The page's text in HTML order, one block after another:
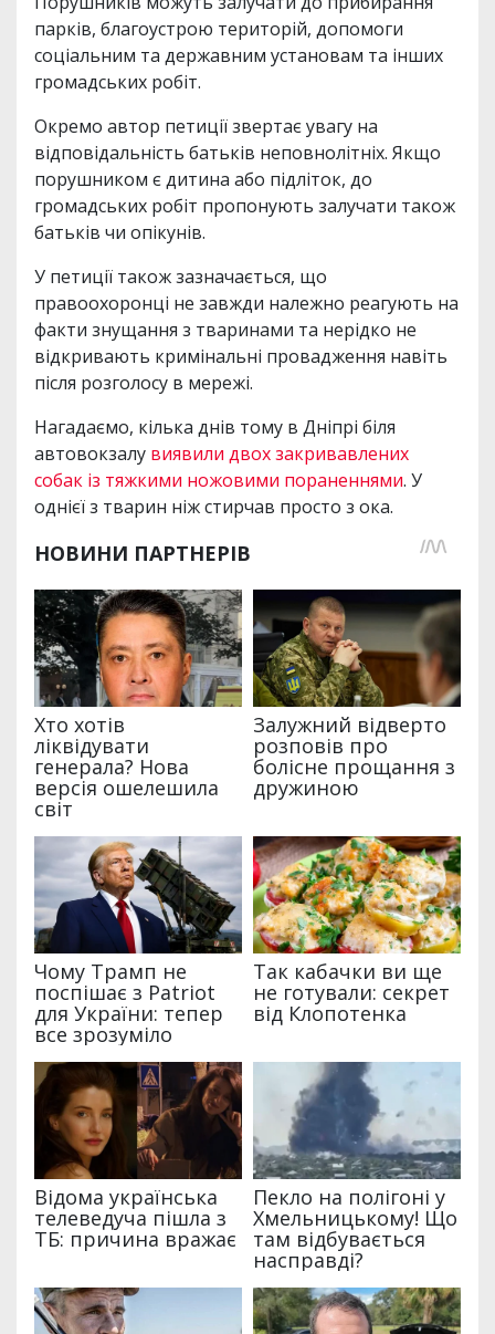
парків, благоустрою територій, допомоги
соціальним та державним установам та інших
громадських робіт.
Окремо автор петиції звертає увагу на
відповідальність батьків неповнолітніх. Якщо
порушником є дитина або підліток, до
громадських робіт пропонують залучати також
батьків чи опікунів.
У петиції також зазначається, що
правоохоронці не завжди належно реагують на
факти знущання з тваринами та нерідко не
відкривають кримінальні провадження навіть
після розголосу в мережі.
Нагадаємо, кілька днів тому в Дніпрі біля
автовокзалу виявили двох закривавлених
собак із тяжкими ножовими пораненнями. У
однієї з тварин ніж стирчав просто з ока.